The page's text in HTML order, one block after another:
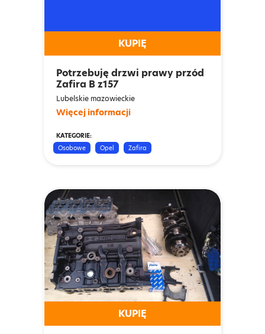
KUPIĘ
Potrzebuję drzwi prawy przód
Zafira B z157
Lubelskie mazowieckie
Więcej informacji
KATEGORIE:
Osobowe
Opel Zafira
KUPIĘ